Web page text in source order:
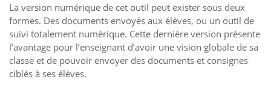
La version numérique de cet outil peut exister sous deux
formes. Des documents envoyés aux élèves, ou un outil de
suivi totalement numérique. Cette dernière version présente
l’avantage pour l’enseignant d’avoir une vision globale de sa
classe et de pouvoir envoyer des documents et consignes
ciblés à ses élèves.